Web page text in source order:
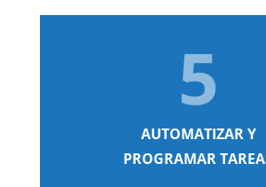
5
AUTOMATIZAR Y
PROGRAMAR